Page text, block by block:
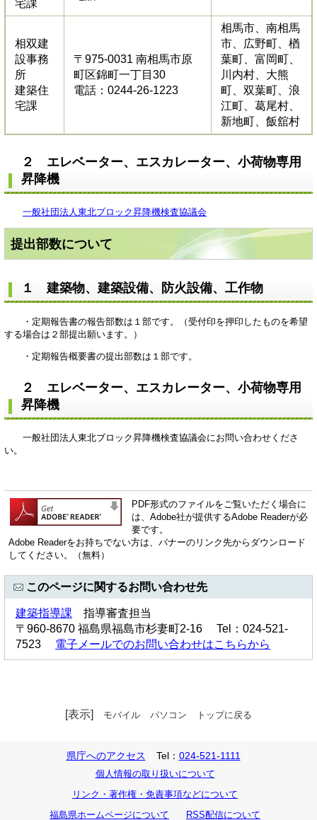
宅課
相双建
設事務
所
建築住
宅課
〒975-0031 南相馬市原
町区錦町一丁目30
電話：0244-26-1223
相馬市、南相馬
市、広野町、楢
葉町、富岡町、
川内村、大熊
町、双葉町、浪
江町、葛尾村、
新地町、飯舘村
２ エレベーター、エスカレーター、小荷物専用
昇降機
一般社団法人東北ブロック昇降機検査協議会
提出部数について
１ 建築物、建築設備、防火設備、工作物
・定期報告書の報告部数は１部です。（受付印を押印したものを希望
する場合は２部提出願います。）
・定期報告概要書の提出部数は１部です。
２ エレベーター、エスカレーター、小荷物専用
昇降機
一般社団法人東北ブロック昇降機検査協議会にお問い合わせくださ
い。
PDF形式のファイルをご覧いただく場合に
は、Adobe社が提供するAdobe Readerが必
要です。
Adobe Readerをお持ちでない方は、バナーのリンク先からダウンロード
してください。（無料）
このページに関するお問い合わせ先
建築指導課 指導審査担当
〒960-8670 福島県福島市杉妻町2-16 Tel：024-521-
7523 電子メールでのお問い合わせはこちらから
[表示] モバイル パソコン トップに戻る
県庁へのアクセス Tel： 024-521-1111
個人情報の取り扱いについて
リンク・著作権・免責事項などについて
福島県ホームページについて
RSS配信について